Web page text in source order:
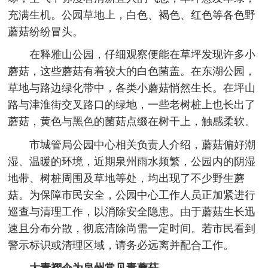
充满生机。公园草地上，白色、褐色、红色等各色野
蘑菇纷纷冒头。
在释雅山公园，仔细观察便能在草坪发现许多小
蘑菇，这些蘑菇有着较大的白色菌盖。在东湖公园，
草地与路边绿化带中，各类小蘑菇悄然生长。在坪山
路与津淮街交叉路口的绿地，一些老树桩上也长出了
蘑菇，黄色与黑色的菌菇点缀在树干上，触感柔软。
市城管局公园中心相关负责人介绍，蘑菇偏好潮
湿、温暖的环境，近期泉州雨水频繁，公园内的阴湿
地带、树桩周围及草地等处，均出现了不少野生蘑
菇。为保障市民安全，公园中心工作人员正加紧进行
巡查与清理工作，以消除安全隐患。由于蘑菇生长迅
速且分布分散，彻底清除尚需一定时间。若市民看到
警示标识或清理区域，请务必远离并配合工作。